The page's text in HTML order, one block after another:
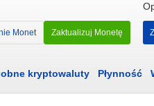
Monet Zaktualizuj Monetę
kryptowaluty Płynność